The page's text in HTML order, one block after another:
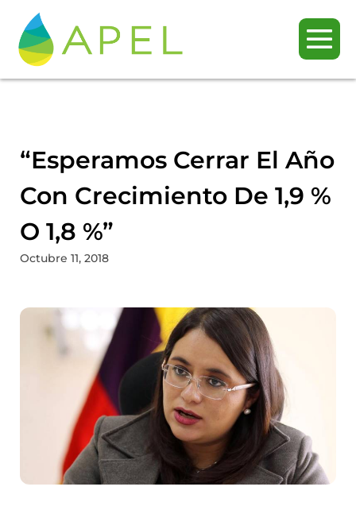
“Esperamos Cerrar El Año
Con Crecimiento De 1,9 %
O 1,8 %”
Octubre 11, 2018